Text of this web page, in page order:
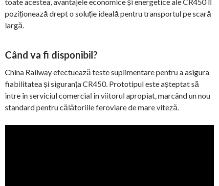
poziționează drept o soluție ideală pentru transportul pe scară
largă.
Când va fi disponibil?
China Railway efectuează teste suplimentare pentru a asigura
fiabilitatea și siguranța CR450. Prototipul este așteptat să
intre în serviciul comercial în viitorul apropiat, marcând un nou
standard pentru călătoriile feroviare de mare viteză.